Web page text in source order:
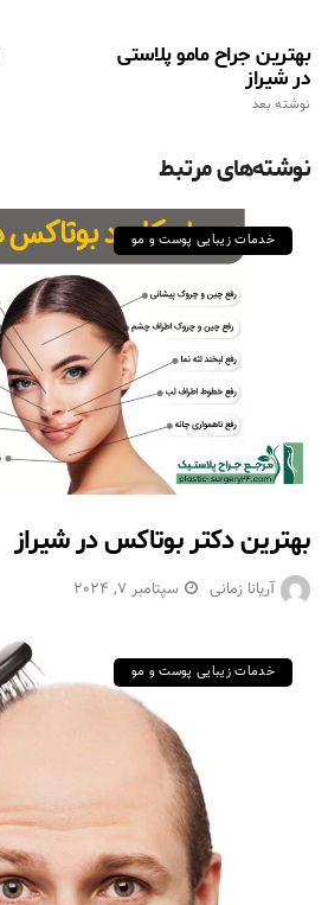
بهترین جراح مامو پلاستی
در شیراز
نوشته بعد
نوشته‌های مرتبط
خدمات زیبایی پوست و مو
بهترین دکتر بوتاکس در شیراز
آریانا زمانی سپتامبر 7, 2024
خدمات زیبایی پوست و مو